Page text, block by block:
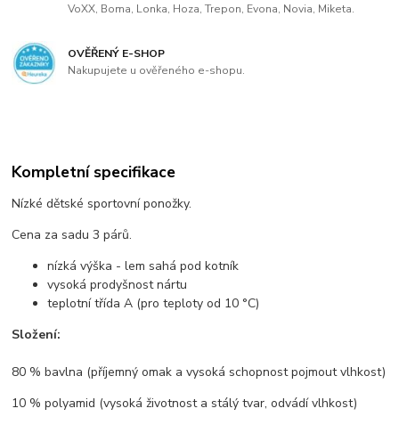
VoXX, Boma, Lonka, Hoza, Trepon, Evona, Novia, Miketa.
OVĚŘENÝ E-SHOP
Nakupujete u ověřeného e-shopu.
Kompletní specifikace
Nízké dětské sportovní ponožky.
Cena za sadu 3 párů.
nízká výška - lem sahá pod kotník
vysoká prodyšnost nártu
teplotní třída A (pro teploty od 10 °C)
Složení:
80 % bavlna (příjemný omak a vysoká schopnost pojmout vlhkost)
10 % polyamid (vysoká životnost a stálý tvar, odvádí vlhkost)